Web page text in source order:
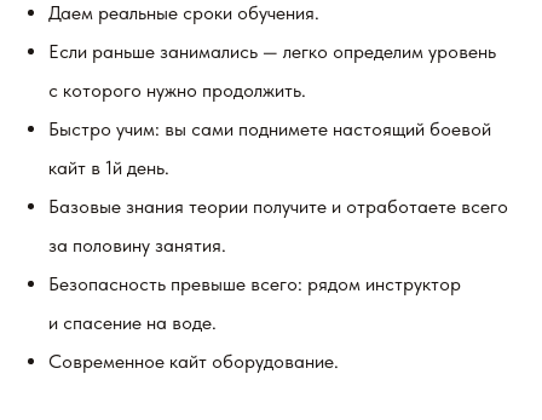
Даем реальные сроки обучения.
Если раньше занимались — легко определим уровень
с которого нужно продолжить.
Быстро учим: вы сами поднимете настоящий боевой
кайт в 1й день.
Базовые знания теории получите и отработаете всего
за половину занятия.
Безопасность превыше всего: рядом инструктор
и спасение на воде.
Современное кайт оборудование.